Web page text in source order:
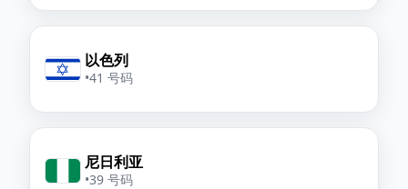
以色列
•41 号码
尼日利亚
•39 号码